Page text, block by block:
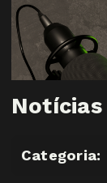
Categoria: